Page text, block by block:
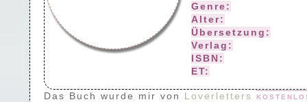
Genre:
Alter:
Übersetzung:
Verlag:
ISBN:
ET:
Das Buch wurde mir von Loverletters